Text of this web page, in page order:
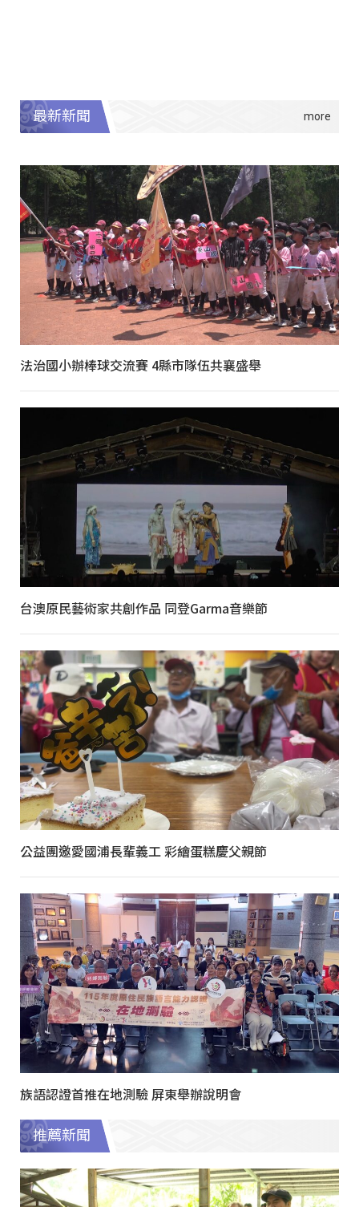
最新新聞
法治國小辦棒球交流賽 4縣市隊伍共襄盛舉
台澳原民藝術家共創作品 同登Garma音樂節
公益團邀愛國浦長輩義工 彩繪蛋糕慶父親節
族語認證首推在地測驗 屏東舉辦說明會
推薦新聞